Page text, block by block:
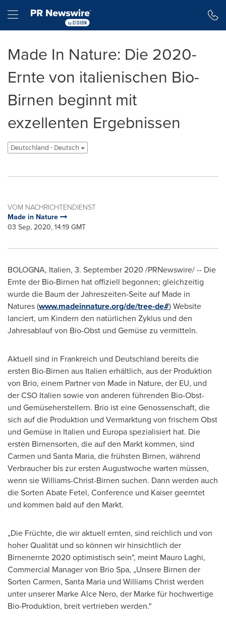
Hamburger menu
Made In Nature: Die 2020-
Ernte von italienischen Bio-
Birnen beginnt mit
exzellenten Ergebnissen
Deutschland - Deutsch
VOM NACHRICHTENDIENST
Made in Nature
03 Sep, 2020, 14:19 GMT
BOLOGNA, Italien, 3. September 2020 /PRNewswire/ -- Die
Ernte der Bio-Birnen hat offiziell begonnen; gleichzeitig
wurde die Baum der Jahreszeiten-Seite auf Made in
Natures (www.madeinnature.org/de/tree-de#) Website
lanciert, um Kindern den natürlichen Zyklus und den
Jahresablauf von Bio-Obst und Gemüse zu vermitteln.
Aktuell sind in Frankreich und Deutschland bereits die
ersten Bio-Birnen aus Italien erhältlich, aus der Produktion
von Brio, einem Partner von Made in Nature, der EU, und
der CSO Italien sowie von anderen führenden Bio-Obst-
und Gemüseherstellern. Brio ist eine Genossenschaft, die
sich auf die Produktion und Vermarktung von frischem Obst
und Gemüse in Italien und Europa spezialisiert hat. Die
ersten Birnensorten, die auf den Markt kommen, sind
Carmen und Santa Maria, die frühsten Birnen, während
Verbraucher bis zur ersten Augustwoche warten müssen,
wenn sie Williams-Christ-Birnen suchen. Dann werden auch
die Sorten Abate Fetel, Conference und Kaiser geerntet
und kommen bald auf den Markt.
„Die Früchte, die wir aktuell ernten, sind reichlich und von
hoher Qualität und so können wir hinsichtlich der
Birnenernte 2020 optimistisch sein", meint Mauro Laghi,
Commercial Manager von Brio Spa, „Unsere Birnen der
Sorten Carmen, Santa Maria und Williams Christwerden
unter unserer Marke Alce Nero, der Marke für hochwertige
Bio-Produktion, breit vertrieben werden."